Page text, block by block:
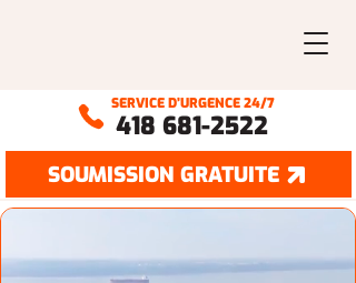
SERVICE D’URGENCE 24/7
418 681-2522
SOUMISSION GRATUITE